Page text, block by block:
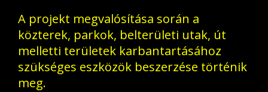
A projekt megvalósítása során a
közterek, parkok, belterületi utak, út
melletti területek karbantartásához
szükséges eszközök beszerzése történik
meg.